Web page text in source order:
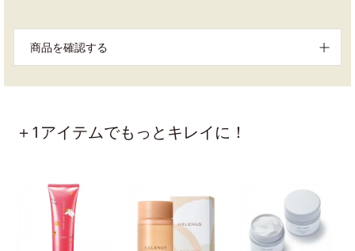
商品を確認する
＋1アイテムでもっとキレイに！